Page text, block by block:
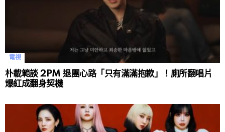
電視
朴載範談 2PM 退團心路「只有滿滿抱歉」！廁所翻唱片
爆紅成翻身契機